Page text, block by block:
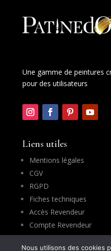
Une gamme de peintures
pour des utilisateurs
Liens utiles
Mentions légales
CGV
RGPD
Fiches techniques
Accès Revendeur
Compte Revendeur
Nous utilisons des cookies